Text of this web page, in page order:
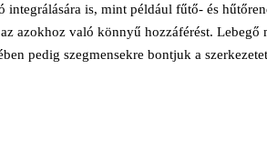
is, mint például fűtő- és
azokhoz való könnyű hozzáférést.
pedig szegmensekre bontjuk a